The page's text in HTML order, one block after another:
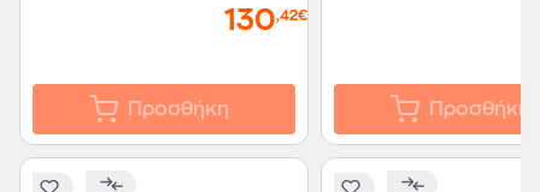
130,42€
Προσθήκη Προσθήκη